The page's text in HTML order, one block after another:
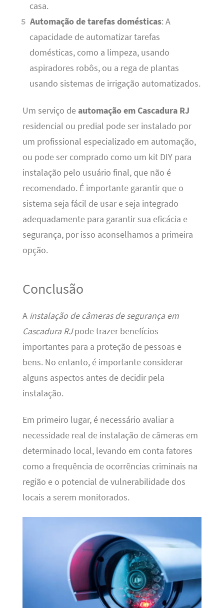
casa.
Automação de tarefas domésticas: A
capacidade de automatizar tarefas
domésticas, como a limpeza, usando
aspiradores robôs, ou a rega de plantas
usando sistemas de irrigação automatizados.
Um serviço deautomação em Cascadura RJ
residencial ou predial pode ser instalado por
um profissional especializado em automação,
ou pode ser comprado como um kit DIY para
instalação pelo usuário final, que não é
recomendado. É importante garantir que o
sistema seja fácil de usar e seja integrado
adequadamente para garantir sua eficácia e
segurança, por isso aconselhamos a primeira
opção.
Conclusão
A instalação de câmeras de segurança em
Cascadura RJpode trazer benefícios
importantes para a proteção de pessoas e
bens. No entanto, é importante considerar
alguns aspectos antes de decidir pela
instalação.
Em primeiro lugar, é necessário avaliar a
necessidade real de instalação de câmeras em
determinado local, levando em conta fatores
como a frequência de ocorrências criminais na
região e o potencial de vulnerabilidade dos
locais a serem monitorados.